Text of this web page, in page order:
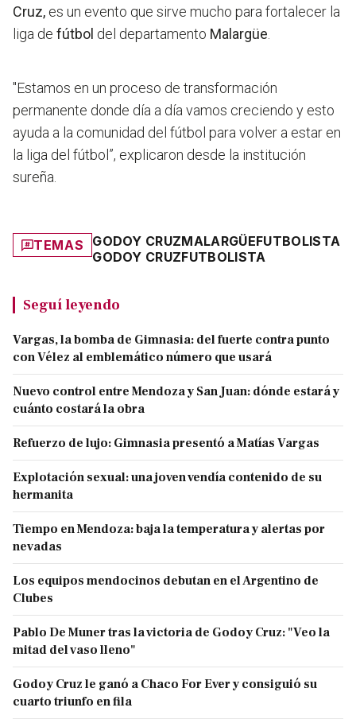
Cruz, es un evento que sirve mucho para fortalecer la
liga de fútbol del departamento Malargüe
"Estamos en un proceso de transformación
permanente donde día a día vamos creciendo y esto
ayuda a la comunidad del fútbol para volver a estar en
la liga del fútbol”, explicaron desde la institución
sureña.
TEMAS GODOY CRUZMALARGÜEFUTBOLISTA
GODOY CRUZFUTBOLISTA
Seguí leyendo
Vargas, la bomba de Gimnasia: del fuerte contra punto
con Vélez al emblemático número que usará
Nuevo control entre Mendoza y San Juan: dónde estará y
cuánto costará la obra
Refuerzo de lujo: Gimnasia presentó a Matías Vargas
Explotación sexual: una joven vendía contenido de su
hermanita
Tiempo en Mendoza: baja la temperatura y alertas por
nevadas
Los equipos mendocinos debutan en el Argentino de
Clubes
Pablo De Muner tras la victoria de Godoy Cruz: "Veo la
mitad del vaso lleno"
Godoy Cruz le ganó a Chaco For Ever y consiguió su
cuarto triunfo en fila